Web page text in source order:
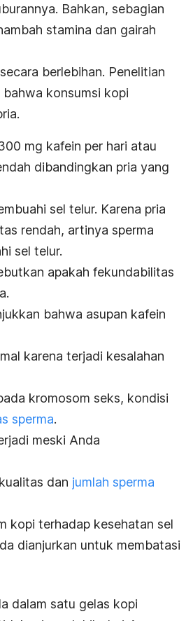
Bahkan, sebagian
stamina dan gairah
berlebihan. Penelitian
konsumsi kopi
mg kafein per hari atau
dibandingkan pria yang
sel telur. Karena pria
rendah, artinya sperma
sel telur.
apakah fekundabilitas
bahwa asupan kafein
karena terjadi kesalahan
kromosom seks, kondisi
sperma.
meski Anda
dan jumlah sperma
kopi terhadap kesehatan sel
dianjurkan untuk membatasi
dalam satu gelas kopi